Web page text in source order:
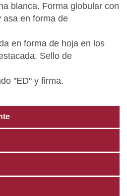
blanca. Forma globular con
asa en forma de
en forma de hoja en los
Sello de
"ED" y firma.